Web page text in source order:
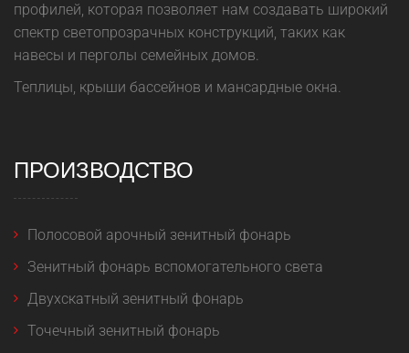
профилей, которая позволяет нам создавать широкий
спектр светопрозрачных конструкций, таких как
навесы и перголы семейных домов.
Теплицы, крыши бассейнов и мансардные окна.
ПРОИЗВОДСТВО
Полосовой арочный зенитный фонарь
Зенитный фонарь вспомогательного света
Двухскатный зенитный фонарь
Точечный зенитный фонарь